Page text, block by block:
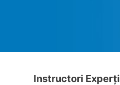
Instructori Experți